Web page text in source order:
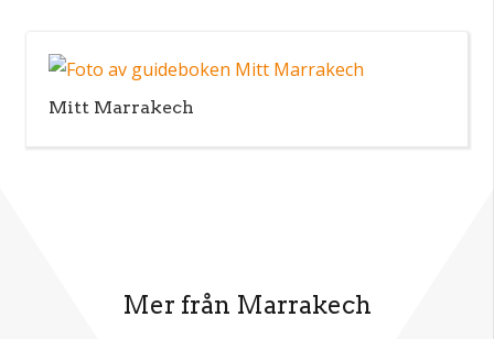
Mitt Marrakech
Mer från Marrakech